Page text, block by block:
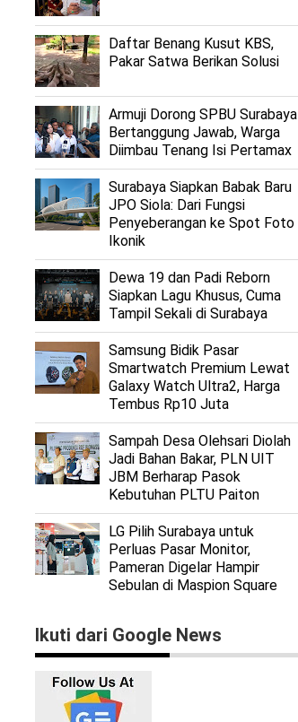
Daftar Benang Kusut KBS,
Pakar Satwa Berikan Solusi
Armuji Dorong SPBU Surabaya
Bertanggung Jawab, Warga
Diimbau Tenang Isi Pertamax
Surabaya Siapkan Babak Baru
JPO Siola: Dari Fungsi
Penyeberangan ke Spot Foto
Ikonik
Dewa 19 dan Padi Reborn
Siapkan Lagu Khusus, Cuma
Tampil Sekali di Surabaya
Samsung Bidik Pasar
Smartwatch Premium Lewat
Galaxy Watch Ultra2, Harga
Tembus Rp10 Juta
Sampah Desa Olehsari Diolah
Jadi Bahan Bakar, PLN UIT
JBM Berharap Pasok
Kebutuhan PLTU Paiton
LG Pilih Surabaya untuk
Perluas Pasar Monitor,
Pameran Digelar Hampir
Sebulan di Maspion Square
Ikuti dari Google News